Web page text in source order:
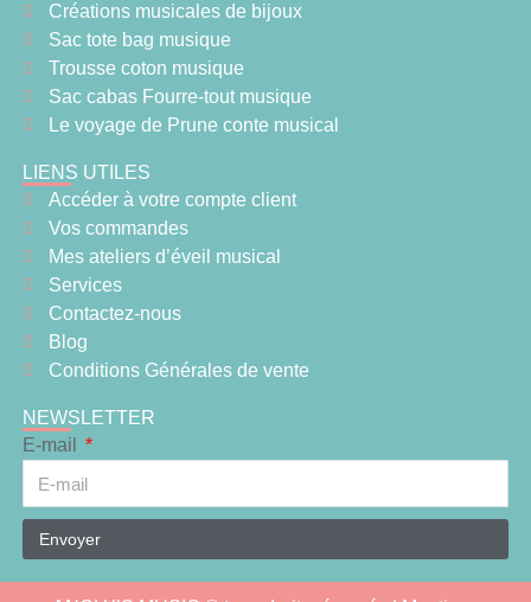
Créations musicales de bijoux
Sac tote bag musique
Trousse coton musique
Sac cabas Fourre-tout musique
Le voyage de Prune conte musical
LIENS UTILES
Accéder à votre compte client
Vos commandes
Mes ateliers d’éveil musical
Services
Contactez-nous
Blog
Conditions Générales de vente
NEWSLETTER
E-mail
Envoyer